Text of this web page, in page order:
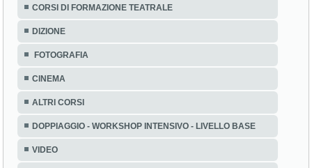
CORSI DI FORMAZIONE TEATRALE
DIZIONE
FOTOGRAFIA
CINEMA
ALTRI CORSI
DOPPIAGGIO - WORKSHOP INTENSIVO - LIVELLO BASE
VIDEO